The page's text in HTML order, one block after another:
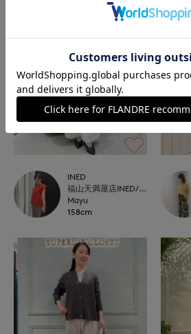
INED
福山天満屋店INED/7-IDconcept./Maglie
Mayu
158cm